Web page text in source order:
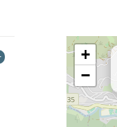
+
−